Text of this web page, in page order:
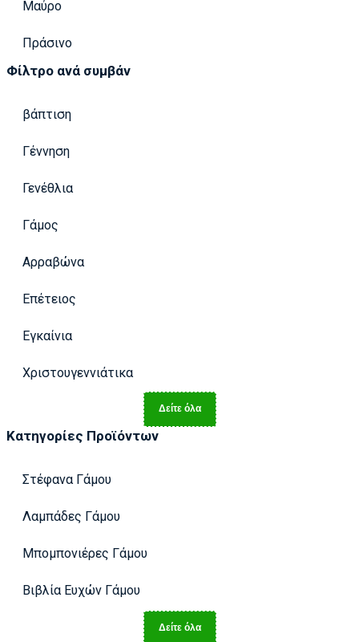
Μαύρο
Πράσινο
Φίλτρο ανά συμβάν
βάπτιση
Γέννηση
Γενέθλια
Γάμος
Αρραβώνα
Επέτειος
Εγκαίνια
Χριστουγεννιάτικα
Δείτε όλα
Κατηγορίες Προϊόντων
Στέφανα Γάμου
Λαμπάδες Γάμου
Μπομπονιέρες Γάμου
Βιβλία Ευχών Γάμου
Δείτε όλα